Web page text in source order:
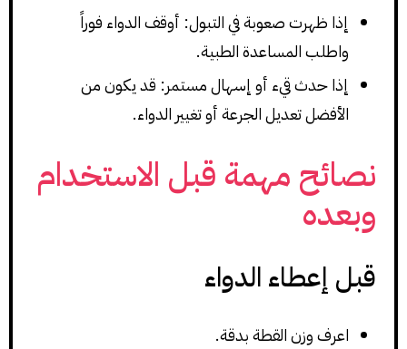
إذا ظهرت صعوبة في التبول: أوقف الدواء فوراً
واطلب المساعدة الطبية.
إذا حدث قيء أو إسهال مستمر: قد يكون من
الأفضل تعديل الجرعة أو تغيير الدواء.
نصائح مهمة قبل الاستخدام
وبعده
قبل إعطاء الدواء
اعرف وزن القطة بدقة.